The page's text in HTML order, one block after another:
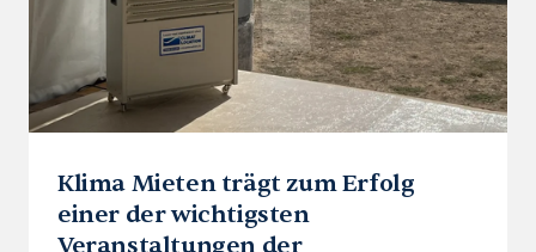
Klima Mieten trägt zum Erfolg
einer der wichtigsten
Veranstaltungen der